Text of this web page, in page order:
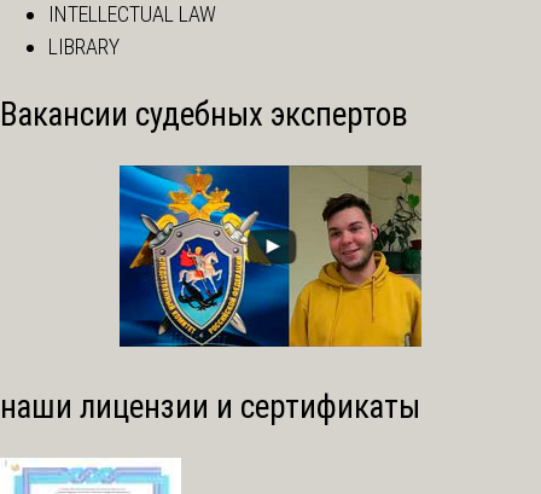
INTELLECTUAL LAW
LIBRARY
Вакансии судебных экспертов
наши лицензии и сертификаты